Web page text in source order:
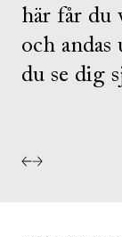
här får du
och
du se dig